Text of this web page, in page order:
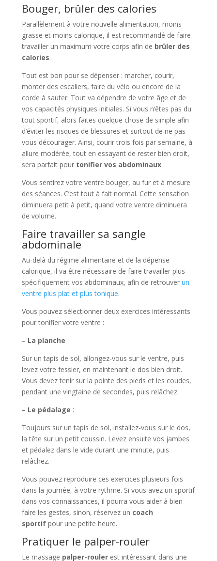
Bouger, brûler des calories
Parallèlement à votre nouvelle alimentation, moins
grasse et moins calorique, il est recommandé de faire
travailler un maximum votre corps afin de brûler des
calories.
Tout est bon pour se dépenser : marcher, courir,
monter des escaliers, faire du vélo ou encore de la
corde à sauter. Tout va dépendre de votre âge et de
vos capacités physiques initiales. Si vous n’êtes pas du
tout sportif, alors faites quelque chose de simple afin
d’éviter les risques de blessures et surtout de ne pas
vous décourager. Ainsi, courir trois fois par semaine, à
allure modérée, tout en essayant de rester bien droit,
sera parfait pour tonifier vos abdominaux.
Vous sentirez votre ventre bouger, au fur et à mesure
des séances. C’est tout à fait normal. Cette sensation
diminuera petit à petit, quand votre ventre diminuera
de volume.
Faire travailler sa sangle
abdominale
Au-delà du régime alimentaire et de la dépense
calorique, il va être nécessaire de faire travailler plus
spécifiquement vos abdominaux, afin de retrouver un
ventre plus plat et plus tonique.
Vous pouvez sélectionner deux exercices intéressants
pour tonifier votre ventre :
– La planche :
Sur un tapis de sol, allongez-vous sur le ventre, puis
levez votre fessier, en maintenant le dos bien droit.
Vous devez tenir sur la pointe des pieds et les coudes,
pendant une vingtaine de secondes, puis relâchez.
– Le pédalage :
Toujours sur un tapis de sol, installez-vous sur le dos,
la tête sur un petit coussin. Levez ensuite vos jambes
et pédalez dans le vide durant une minute, puis
relâchez.
Vous pouvez reproduire ces exercices plusieurs fois
dans la journée, à votre rythme. Si vous avez un sportif
dans vos connaissances, il pourra vous aider à bien
faire les gestes, sinon, réservez un coach
sportifpour une petite heure.
Pratiquer le palper-rouler
Le massage palper-roulerest intéressant dans une